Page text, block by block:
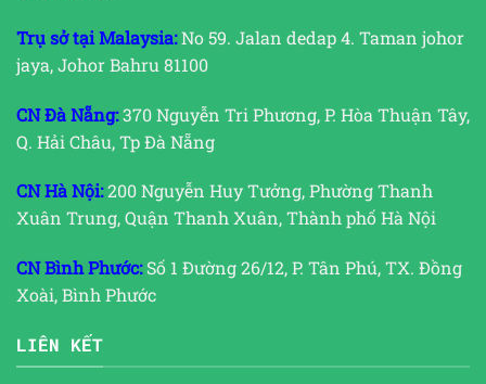
Trụ sở tại Malaysia:No 59. Jalan dedap 4. Taman johor
jaya, Johor Bahru 81100
CN Đà Nẵng:370 Nguyễn Tri Phương, P. Hòa Thuận Tây,
Q. Hải Châu, Tp Đà Nẵng
CN Hà Nội:200 Nguyễn Huy Tưởng, Phường Thanh
Xuân Trung, Quận Thanh Xuân, Thành phố Hà Nội
CN Bình Phước:Số 1 Đường 26/12, P. Tân Phú, TX. Đồng
Xoài, Bình Phước
LIÊN KẾT